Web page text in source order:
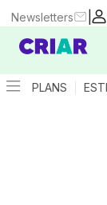
|
Newsletters
PLANS